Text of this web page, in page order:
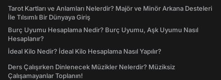
Tarot Kartları ve Anlamları Nelerdir? Majör ve Minör Arkana Desteleri
İle Tılsımlı Bir Dünyaya Giriş
Burç Uyumu Hesaplama Nedir? Burç Uyumu, Aşk Uyumu Nasıl
Hesaplanır?
İdeal Kilo Nedir? İdeal Kilo Hesaplama Nasıl Yapılır?
Ders Çalışırken Dinlenecek Müzikler Nelerdir? Müziksiz
Çalışamayanlar Toplanın!